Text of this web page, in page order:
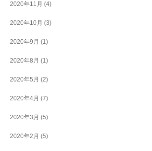
2020年11月 (4)
2020年10月 (3)
2020年9月 (1)
2020年8月 (1)
2020年5月 (2)
2020年4月 (7)
2020年3月 (5)
2020年2月 (5)